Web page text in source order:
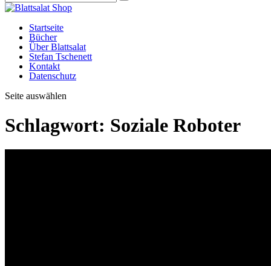
Startseite
Bücher
Über Blattsalat
Stefan Tschenett
Kontakt
Datenschutz
Seite auswählen
Schlagwort: Soziale Roboter